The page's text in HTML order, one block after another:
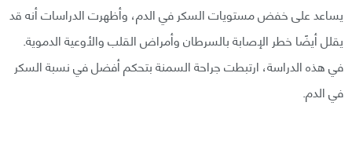
يساعد على خفض مستويات السكر في الدم، وأظهرت الدراسات أنه قد
يقلل أيضًا خطر الإصابة بالسرطان وأمراض القلب والأوعية الدموية.
في هذه الدراسة، ارتبطت جراحة السمنة بتحكم أفضل في نسبة السكر
في الدم.